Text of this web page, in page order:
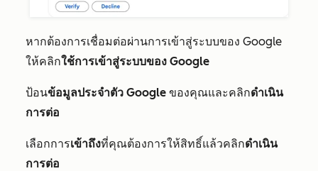
หากต้องการเชื่อมต่อผ่านการเข้าสู่ระบบของ Google
ให้คลิกใช้การเข้าสู่ระบบของ Google
ป้อนข้อมูลประจำตัว Google ของคุณและคลิกดำเนิน
การต่อ
เลือกการเข้าถึงที่คุณต้องการให้สิทธิ์แล้วคลิกดำเนิน
การต่อ